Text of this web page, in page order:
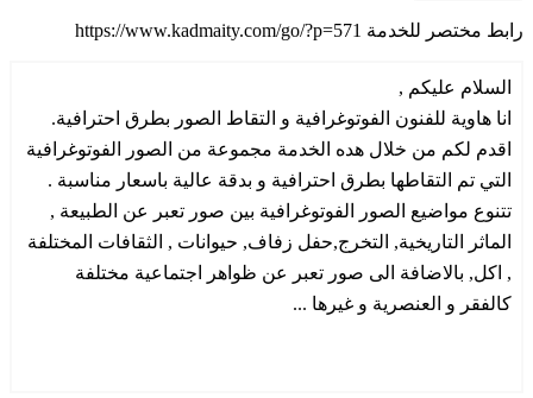
رابط مختصر للخدمة https://www.kadmaity.com/go/?p=571
السلام عليكم ,
انا هاوية للفنون الفوتوغرافية و التقاط الصور بطرق احترافية.
اقدم لكم من خلال هده الخدمة مجموعة من الصور الفوتوغرافية
التي تم التقاطها بطرق احترافية و بدقة عالية باسعار مناسبة .
تتنوع مواضيع الصور الفوتوغرافية بين صور تعبر عن الطبيعة ,
الماثر التاريخية, التخرج,حفل زفاف, حيوانات , الثقافات المختلفة
, اكل, بالاضافة الى صور تعبر عن ظواهر اجتماعية مختلفة
كالفقر و العنصرية و غيرها ...